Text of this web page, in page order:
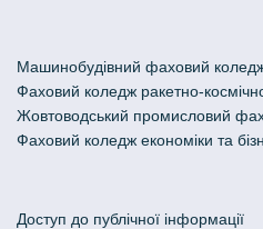
Машинобудівний фаховий
Фаховий коледж ракетно-
Жовтоводський промисловий
Фаховий коледж економіки та
Доступ до публічної інформації